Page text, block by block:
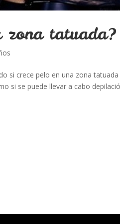
zona tatuada?
si crece pelo en una zona
si se puede llevar a cabo